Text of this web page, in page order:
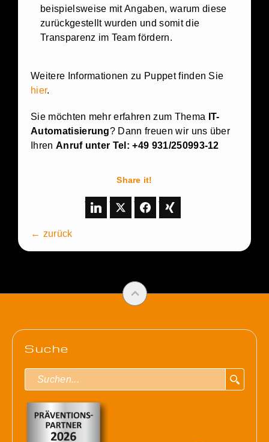
beispielsweise mit Angaben, warum diese
zurückgestellt wurden und somit die
Transparenz im Team fördern.
Weitere Informationen zu Puppet finden Sie
hier.
Sie möchten mehr erfahren zum Thema IT-
Automatisierung? Dann freuen wir uns über
Ihren Anruf unter Tel: +49 931/250993-12
Share it!
← zurück
Suche